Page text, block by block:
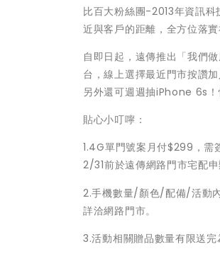
比百大粉絲團-2013年資訊
近與客戶的距離，全方位落
自即日起，遠傳推出「我們
台，線上選擇最近門市按讚
另外還可週週抽iPhone 6s！
貼心小叮嚀：
1.4G單門號案月付$299，需
2/31前於遠傳網路門市宅配申
2.手機數量/顏色/配備/活動
詳洽網路門市。
3.活動相關贈品數量有限送完